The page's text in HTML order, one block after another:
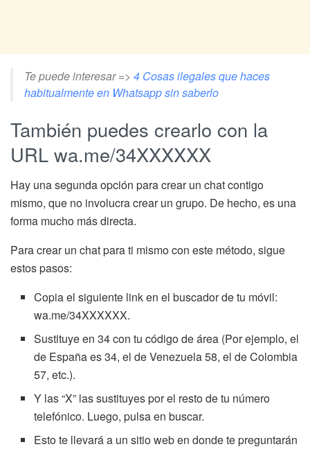
Te puede interesar => 4 Cosas ilegales que haces
habitualmente en Whatsapp sin saberlo
También puedes crearlo con la
URL wa.me/34XXXXXX
Hay una segunda opción para crear un chat contigo
mismo, que no involucra crear un grupo. De hecho, es una
forma mucho más directa.
Para crear un chat para ti mismo con este método, sigue
estos pasos:
Copia el siguiente link en el buscador de tu móvil:
wa.me/34XXXXXX.
Sustituye en 34 con tu código de área (Por ejemplo, el
de España es 34, el de Venezuela 58, el de Colombia
57, etc.).
Y las “X” las sustituyes por el resto de tu número
telefónico. Luego, pulsa en buscar.
Esto te llevará a un sitio web en donde te preguntarán